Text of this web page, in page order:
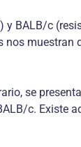
y BALB/c
muestran
se
c. Existe